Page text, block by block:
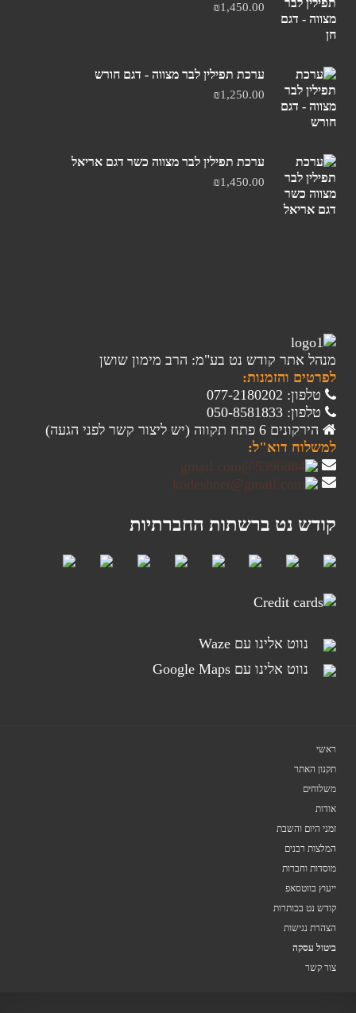
₪1,450.00
ערכת תפילין לבר מצווה - דגם חורש
₪1,250.00
ערכת תפילין לבר מצווה כשר דגם אריאל
₪1,450.00
מנהל אתר קודש נט בע"מ: הרב מימון שושן
לפרטים והזמנות:
טלפון: 077-2180202
טלפון: 050-8581833
הירקונים 6 פתח תקווה (יש ליצור קשר לפני הגעה)
למשלוח דוא"ל:
קודש נט ברשתות החברתיות
נווט אלינו עם Waze
נווט אלינו עם Google Maps
ראשי
תקנון האתר
משלוחים
אודות
זמני היום והשבת
המלצות רבנים
מוסדות וחברות
ייעוץ בווטסאפ
קודש נט בכותרות
הצהרת נגישות
ביטול עסקה
צור קשר